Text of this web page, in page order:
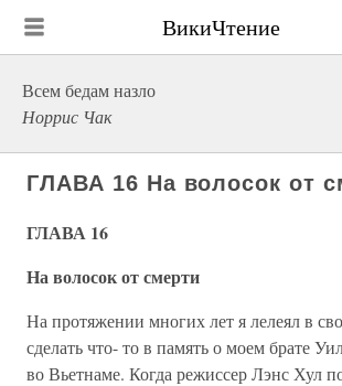
ВикиЧтение
Всем бедам назло
Норрис Чак
ГЛАВА 16 На волосок от
ГЛАВА 16
На волосок от смерти
На протяжении многих лет я лелеял в
сделать что- то в память о моем брате
во Вьетнаме. Когда режиссер Лэнс Хул